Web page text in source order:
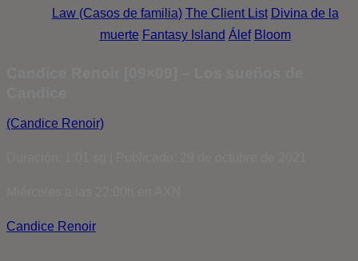
Law (Casos de familia) The Client List Divina de la
muerte Fantasy Island Álef Bloom
(Candice Renoir)
Candice Renoir